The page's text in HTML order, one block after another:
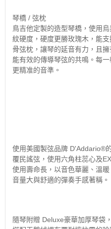
琴橋 / 弦枕
鳥吉他定製的造型琴橋，使用
紋硬度，硬度更勝玫瑰木，能
骨弦枕，讓琴的延音有力，且
能有效的傳導琴弦的共鳴。每
更精准的音準。
使用美國製弦品牌 D'Addario®
覆民謠弦，使用六角柱蕊心及
使​​用壽命長，以音色華麗、溫暖
音量大與舒適的彈奏手感著稱。
隨琴附贈 Deluxe豪華加厚琴袋